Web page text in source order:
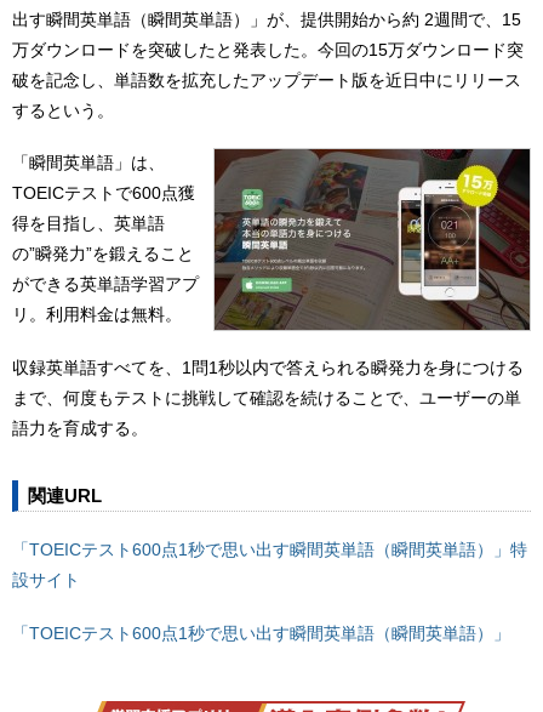
出す瞬間英単語（瞬間英単語）」が、提供開始から約 2週間で、15
万ダウンロードを突破したと発表した。今回の15万ダウンロード突
破を記念し、単語数を拡充したアップデート版を近日中にリリース
するという。
「瞬間英単語」は、
TOEICテストで600点獲
得を目指し、英単語
の”瞬発力”を鍛えること
ができる英単語学習アプ
リ。利用料金は無料。
収録英単語すべてを、1問1秒以内で答えられる瞬発力を身につける
まで、何度もテストに挑戦して確認を続けることで、ユーザーの単
語力を育成する。
関連URL
「TOEICテスト600点1秒で思い出す瞬間英単語（瞬間英単語）」特
設サイト
「TOEICテスト600点1秒で思い出す瞬間英単語（瞬間英単語）」